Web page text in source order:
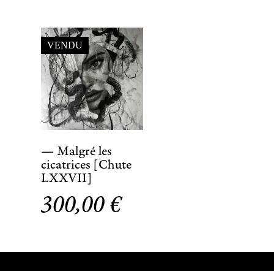
VENDU
— Malgré les
cicatrices [Chute
LXXVII]
300,00€